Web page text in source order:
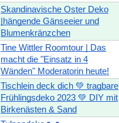
Skandinavische Oster Deko
|hängende Gänseeier und
Blumenkränzchen
Tine Wittler Roomtour | Das
macht die "Einsatz in 4
Wänden" Moderatorin heute!
Tischlein deck dich 💚 tragbare
Frühlingsdeko 2023 💚 DIY mit
Birkenästen & Sand